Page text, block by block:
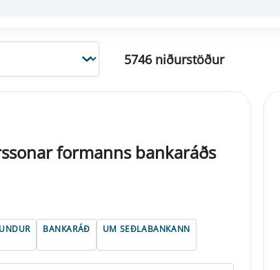
5746 niðurstöður
formanns bankaráðs
BANKARÁÐ UM SEÐLABANKANN